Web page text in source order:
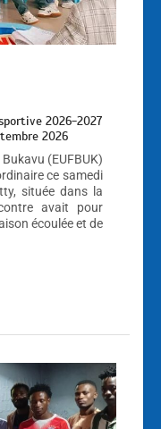
2026-2027
2026
(EUFBUK)
ce samedi
située dans la
avait pour
écoulée et de